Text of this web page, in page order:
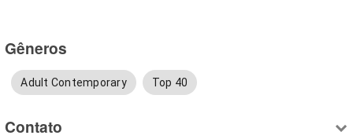
Gêneros
Adult Contemporary Top 40
Contato